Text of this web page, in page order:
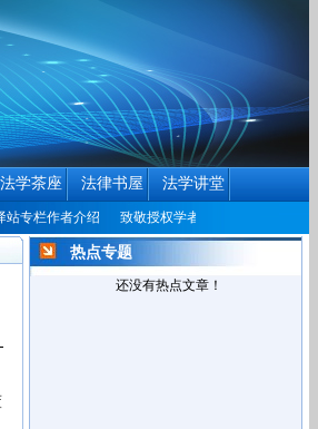
法学茶座 法律书屋 法学讲堂
作者介绍 致敬授权学者 中国民商法律网历届编
热点专题
还没有热点文章！